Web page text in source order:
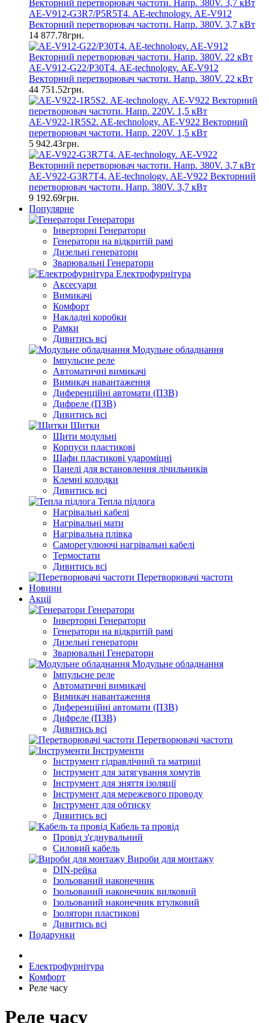
AE-V912-G3R7/P5R5T4. AE-technology. AE-V912
Векторний перетворювач частоти. Напр. 380V. 3,7 кВт
14 877.78грн.
AE-V912-G22/P30T4. AE-technology. AE-V912
Векторний перетворювач частоти. Напр. 380V. 22 кВт
44 751.52грн.
AE-V922-1R5S2. AE-technology. AE-V922 Векторний
перетворювач частоти. Напр. 220V. 1,5 кВт
5 942.43грн.
AE-V922-G3R7T4. AE-technology. AE-V922 Векторний
перетворювач частоти. Напр. 380V. 3,7 кВт
9 192.69грн.
Популярне
Генератори
Інверторні Генератори
Генератори на відкритій рамі
Дизельні генератори
Зварювальні Генератори
Електрофурнітура
Аксесуари
Вимикачі
Комфорт
Накладні коробки
Рамки
Дивитись всі
Модульне обладнання
Імпульсне реле
Автоматичні вимикачі
Вимикач навантаження
Диференційні автомати (ПЗВ)
Дифреле (ПЗВ)
Дивитись всі
Щитки
Щити модульні
Корпуси пластикові
Шафи пластикові удароміцні
Панелі для встановлення лічильників
Клемні колодки
Дивитись всі
Тепла підлога
Нагрівальні кабелі
Нагрівальні мати
Нагрівальна плівка
Саморегулюючі нагрівальні кабелі
Термостати
Дивитись всі
Перетворювачі частоти
Новини
Акції
Генератори
Інверторні Генератори
Генератори на відкритій рамі
Дизельні генератори
Зварювальні Генератори
Модульне обладнання
Імпульсне реле
Автоматичні вимикачі
Вимикач навантаження
Диференційні автомати (ПЗВ)
Дифреле (ПЗВ)
Дивитись всі
Перетворювачі частоти
Інструменти
Інструмент гідравлічний та матриці
Інструмент для затягування хомутів
Інструмент для зняття ізоляції
Інструмент для мережевого проводу
Інструмент для обтиску
Дивитись всі
Кабель та провід
Провід з'єднувальний
Силовий кабель
Вироби для монтажу
DIN-рейка
Ізольований наконечник
Ізольований наконечник вилковий
Ізольований наконечник втулковий
Ізолятори пластикові
Дивитись всі
Подарунки
Електрофурнітура
Комфорт
Реле часу
Реле часу